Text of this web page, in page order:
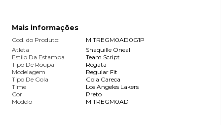
Mais informações
Cod. do Produto:
MITREGM0AD0G1P
Atleta
Shaquille Oneal
Estilo Da Estampa
Team Script
Tipo De Roupa
Regata
Modelagem
Regular Fit
Tipo De Gola
Gola Careca
Time
Los Angeles Lakers
Cor
Preto
Modelo
MITREGM0AD